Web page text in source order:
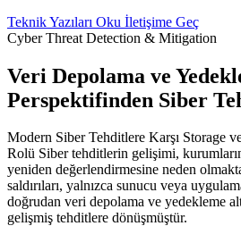
Teknik Yazıları Oku İletişime Geç
Cyber Threat Detection & Mitigation
Veri Depolama ve
Perspektifinden Siber
Modern Siber Tehditlere Karşı Storage
Rolü Siber tehditlerin gelişimi,
yeniden değerlendirmesine neden
saldırıları, yalnızca sunucu veya
doğrudan veri depolama ve yedekleme
gelişmiş tehditlere dönüşmüştür.